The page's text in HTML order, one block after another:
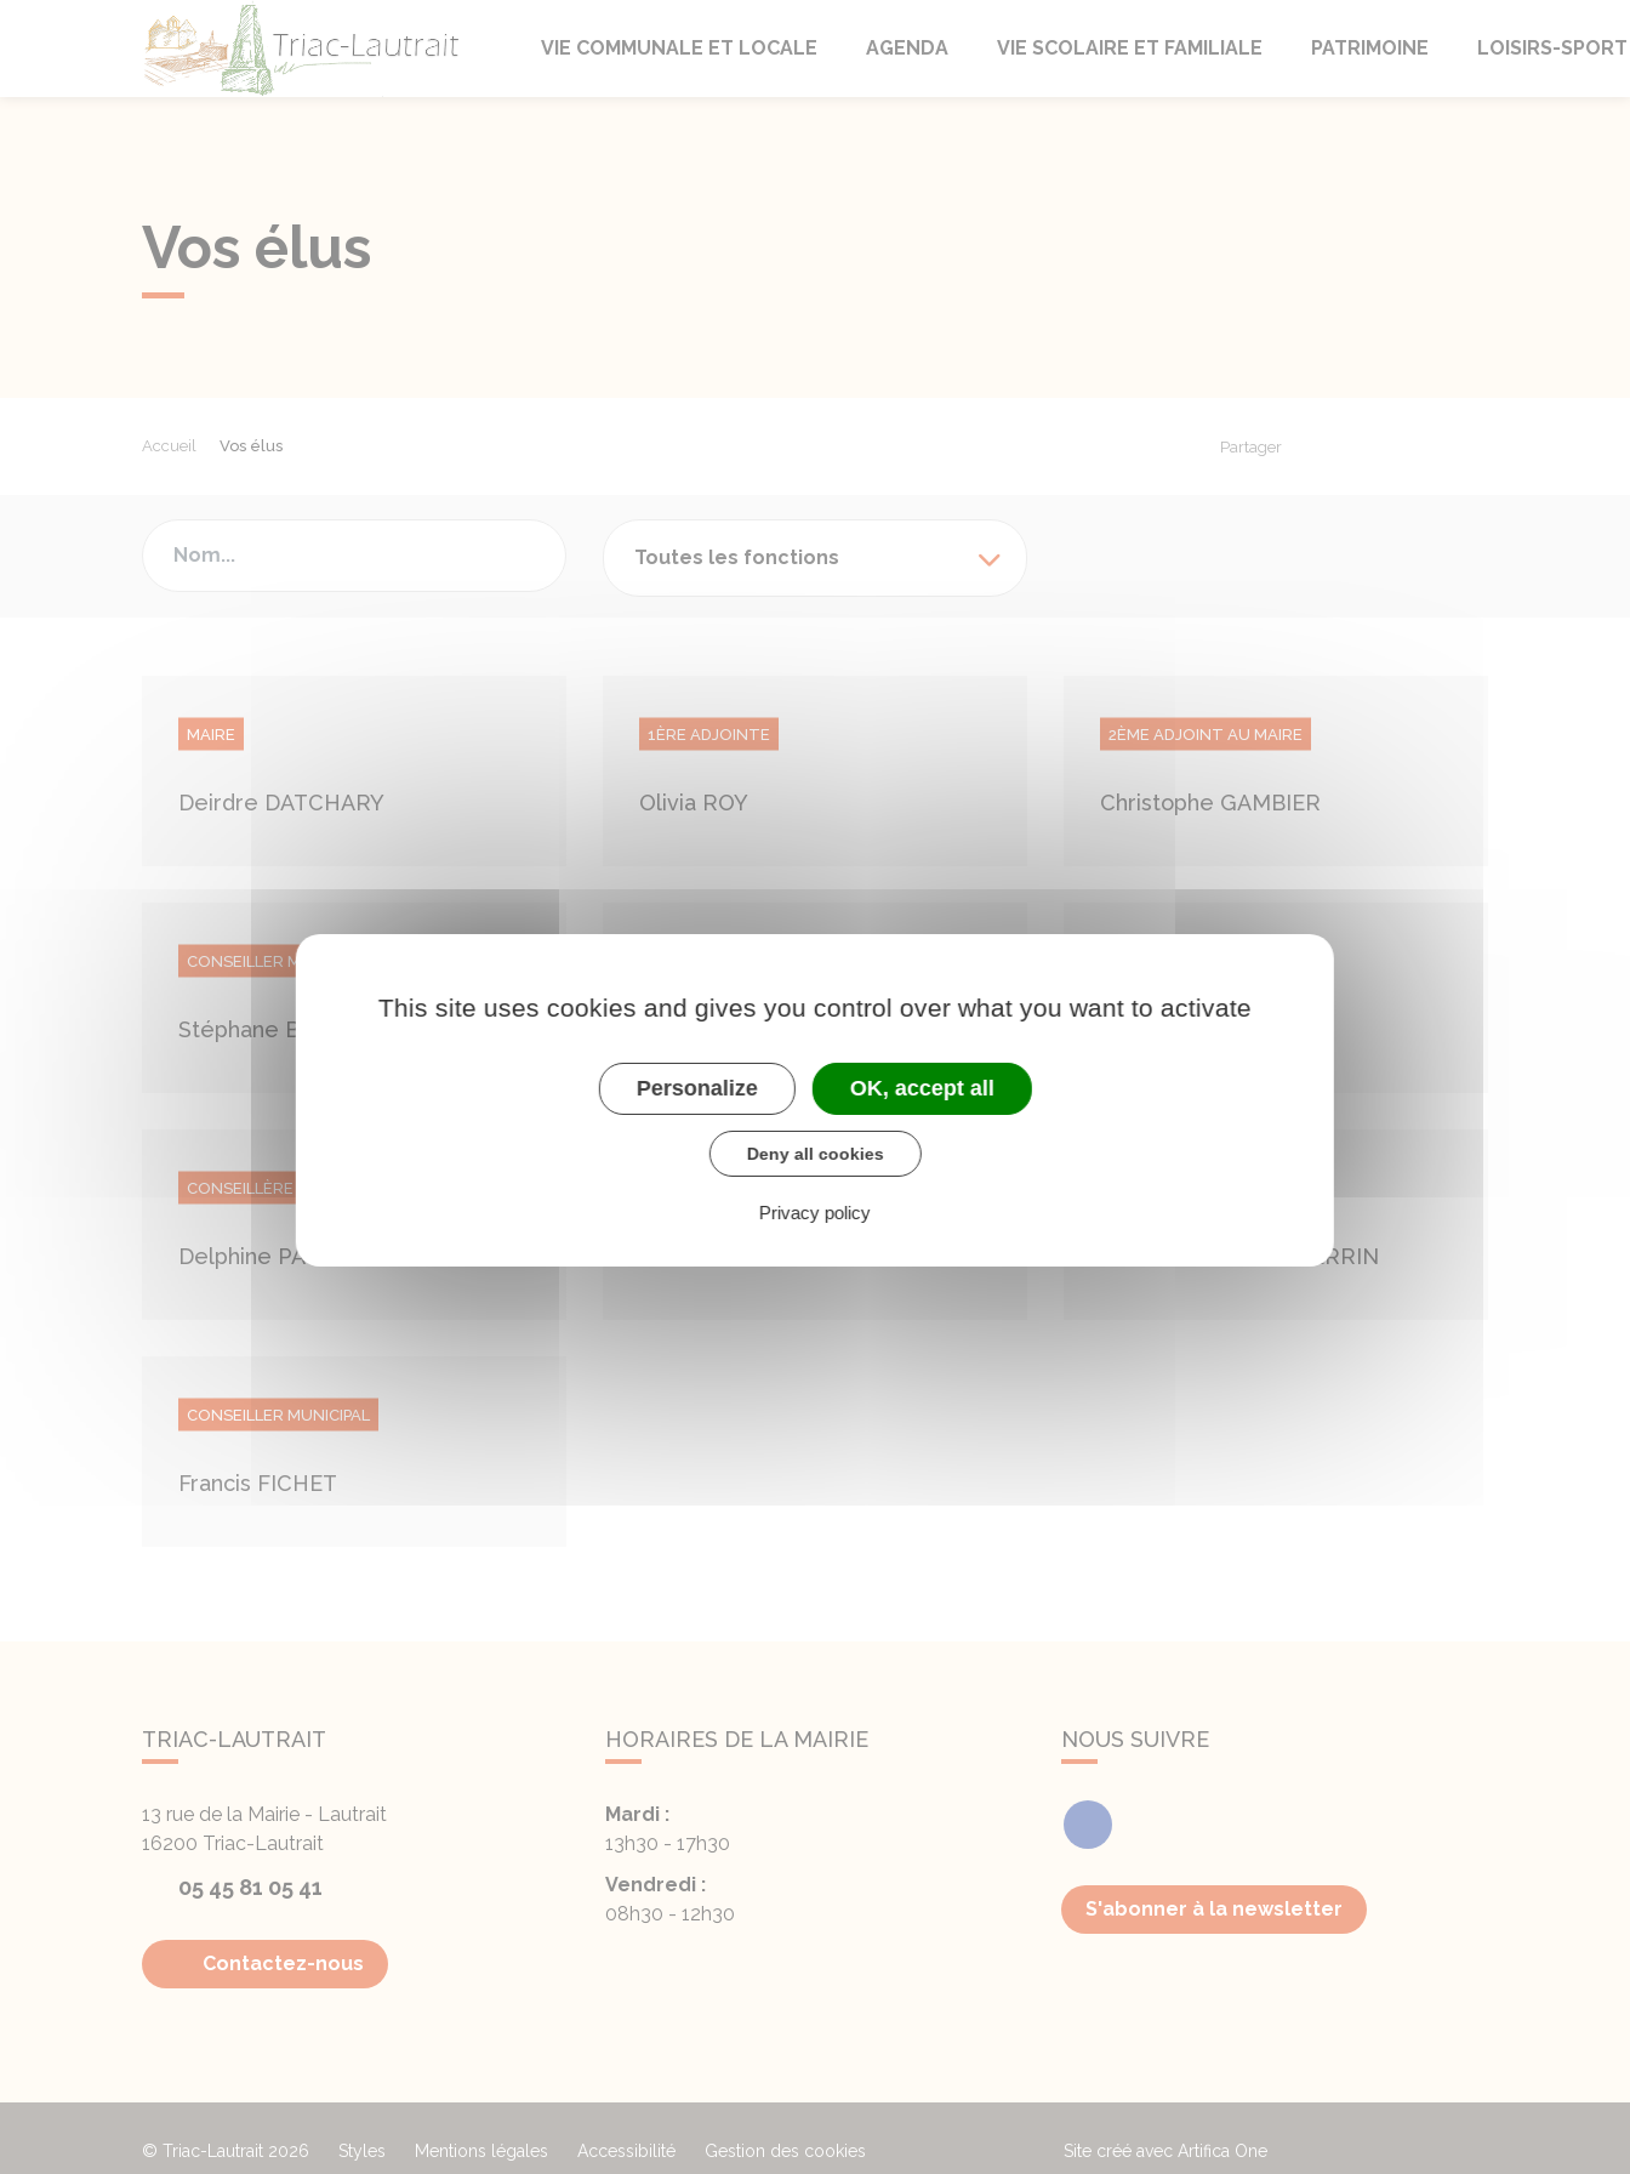
Triac-Lautrait
VIE COMMUNALE ET LOCALE AGENDA VIE SCOLAIRE ET FAMILIALE PATRIMOINE LOISIRS-SPORT
Vos élus
Accueil Vos élus Partager
Toutes les fonctions
MAIRE
Deirdre DATCHARY
1ÈRE ADJOINTE
Olivia ROY
2ÈME ADJOINT AU MAIRE
Christophe GAMBIER
CONSEILLER MUNICIPAL
Stéphane BESSON Pamela CHAMOULEAU
CONSEILLÈRE MUNICIPALE
Delphine PAQUET Emmeline RAGOT PERRIN
CONSEILLER MUNICIPAL
Francis FICHET
TRIAC-LAUTRAIT
13 rue de la Mairie - Lautrait
16200 Triac-Lautrait
05 45 81 05 41
Contactez-nous
HORAIRES DE LA MAIRIE
Mardi :
13h30 - 17h30
Vendredi :
08h30 - 12h30
NOUS SUIVRE
Facebook
S'abonner à la newsletter
© Triac-Lautrait 2026 Styles Mentions légales Accessibilité Gestion des cookies Site créé avec Artifica One
This site uses cookies and gives you control over what you want to activate
Personalize OK, accept all
Deny all cookies
Privacy policy